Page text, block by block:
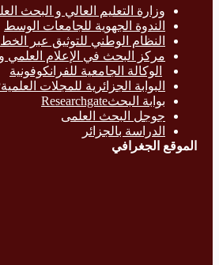
وزارة التعليم العالي و البحث
الندوة الجهوية للجامعات الوسط
النظام الوطني للتوثيق عبر الخط
مركز البحث في الإعلام العلمي
الوكالة الجامعية للفرانكوفونية
البوابة الجزائرية للمجلات العلميةASJP
بوابة البحثResearchgate
جوجل البحث العلمى
الدراسة بالجزائر
الموقع الجغرافي